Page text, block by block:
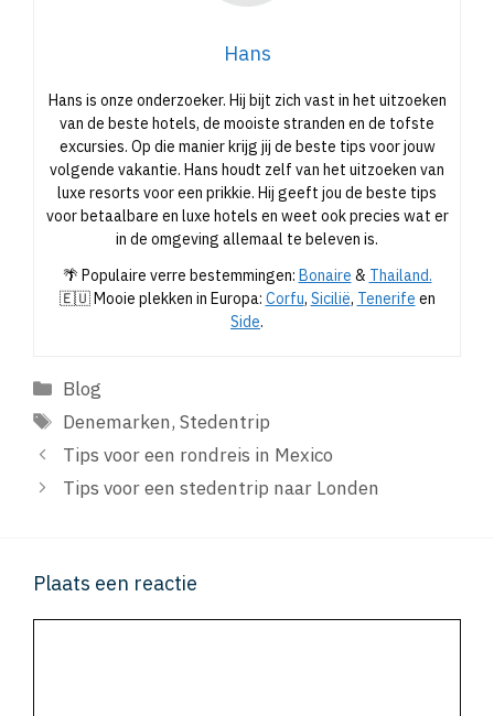
Hans
Hans is onze onderzoeker. Hij bijt zich vast in het uitzoeken
van de beste hotels, de mooiste stranden en de tofste
excursies. Op die manier krijg jij de beste tips voor jouw
volgende vakantie. Hans houdt zelf van het uitzoeken van
luxe resorts voor een prikkie. Hij geeft jou de beste tips
voor betaalbare en luxe hotels en weet ook precies wat er
in de omgeving allemaal te beleven is.
🌴 Populaire verre bestemmingen: Bonaire & Thailand.
🇪🇺 Mooie plekken in Europa: Corfu, Sicilië, Tenerife en
Side.
Categorieën
Blog
Tags
Denemarken,Stedentrip
Tips voor een rondreis in Mexico
Tips voor een stedentrip naar Londen
Plaats een reactie